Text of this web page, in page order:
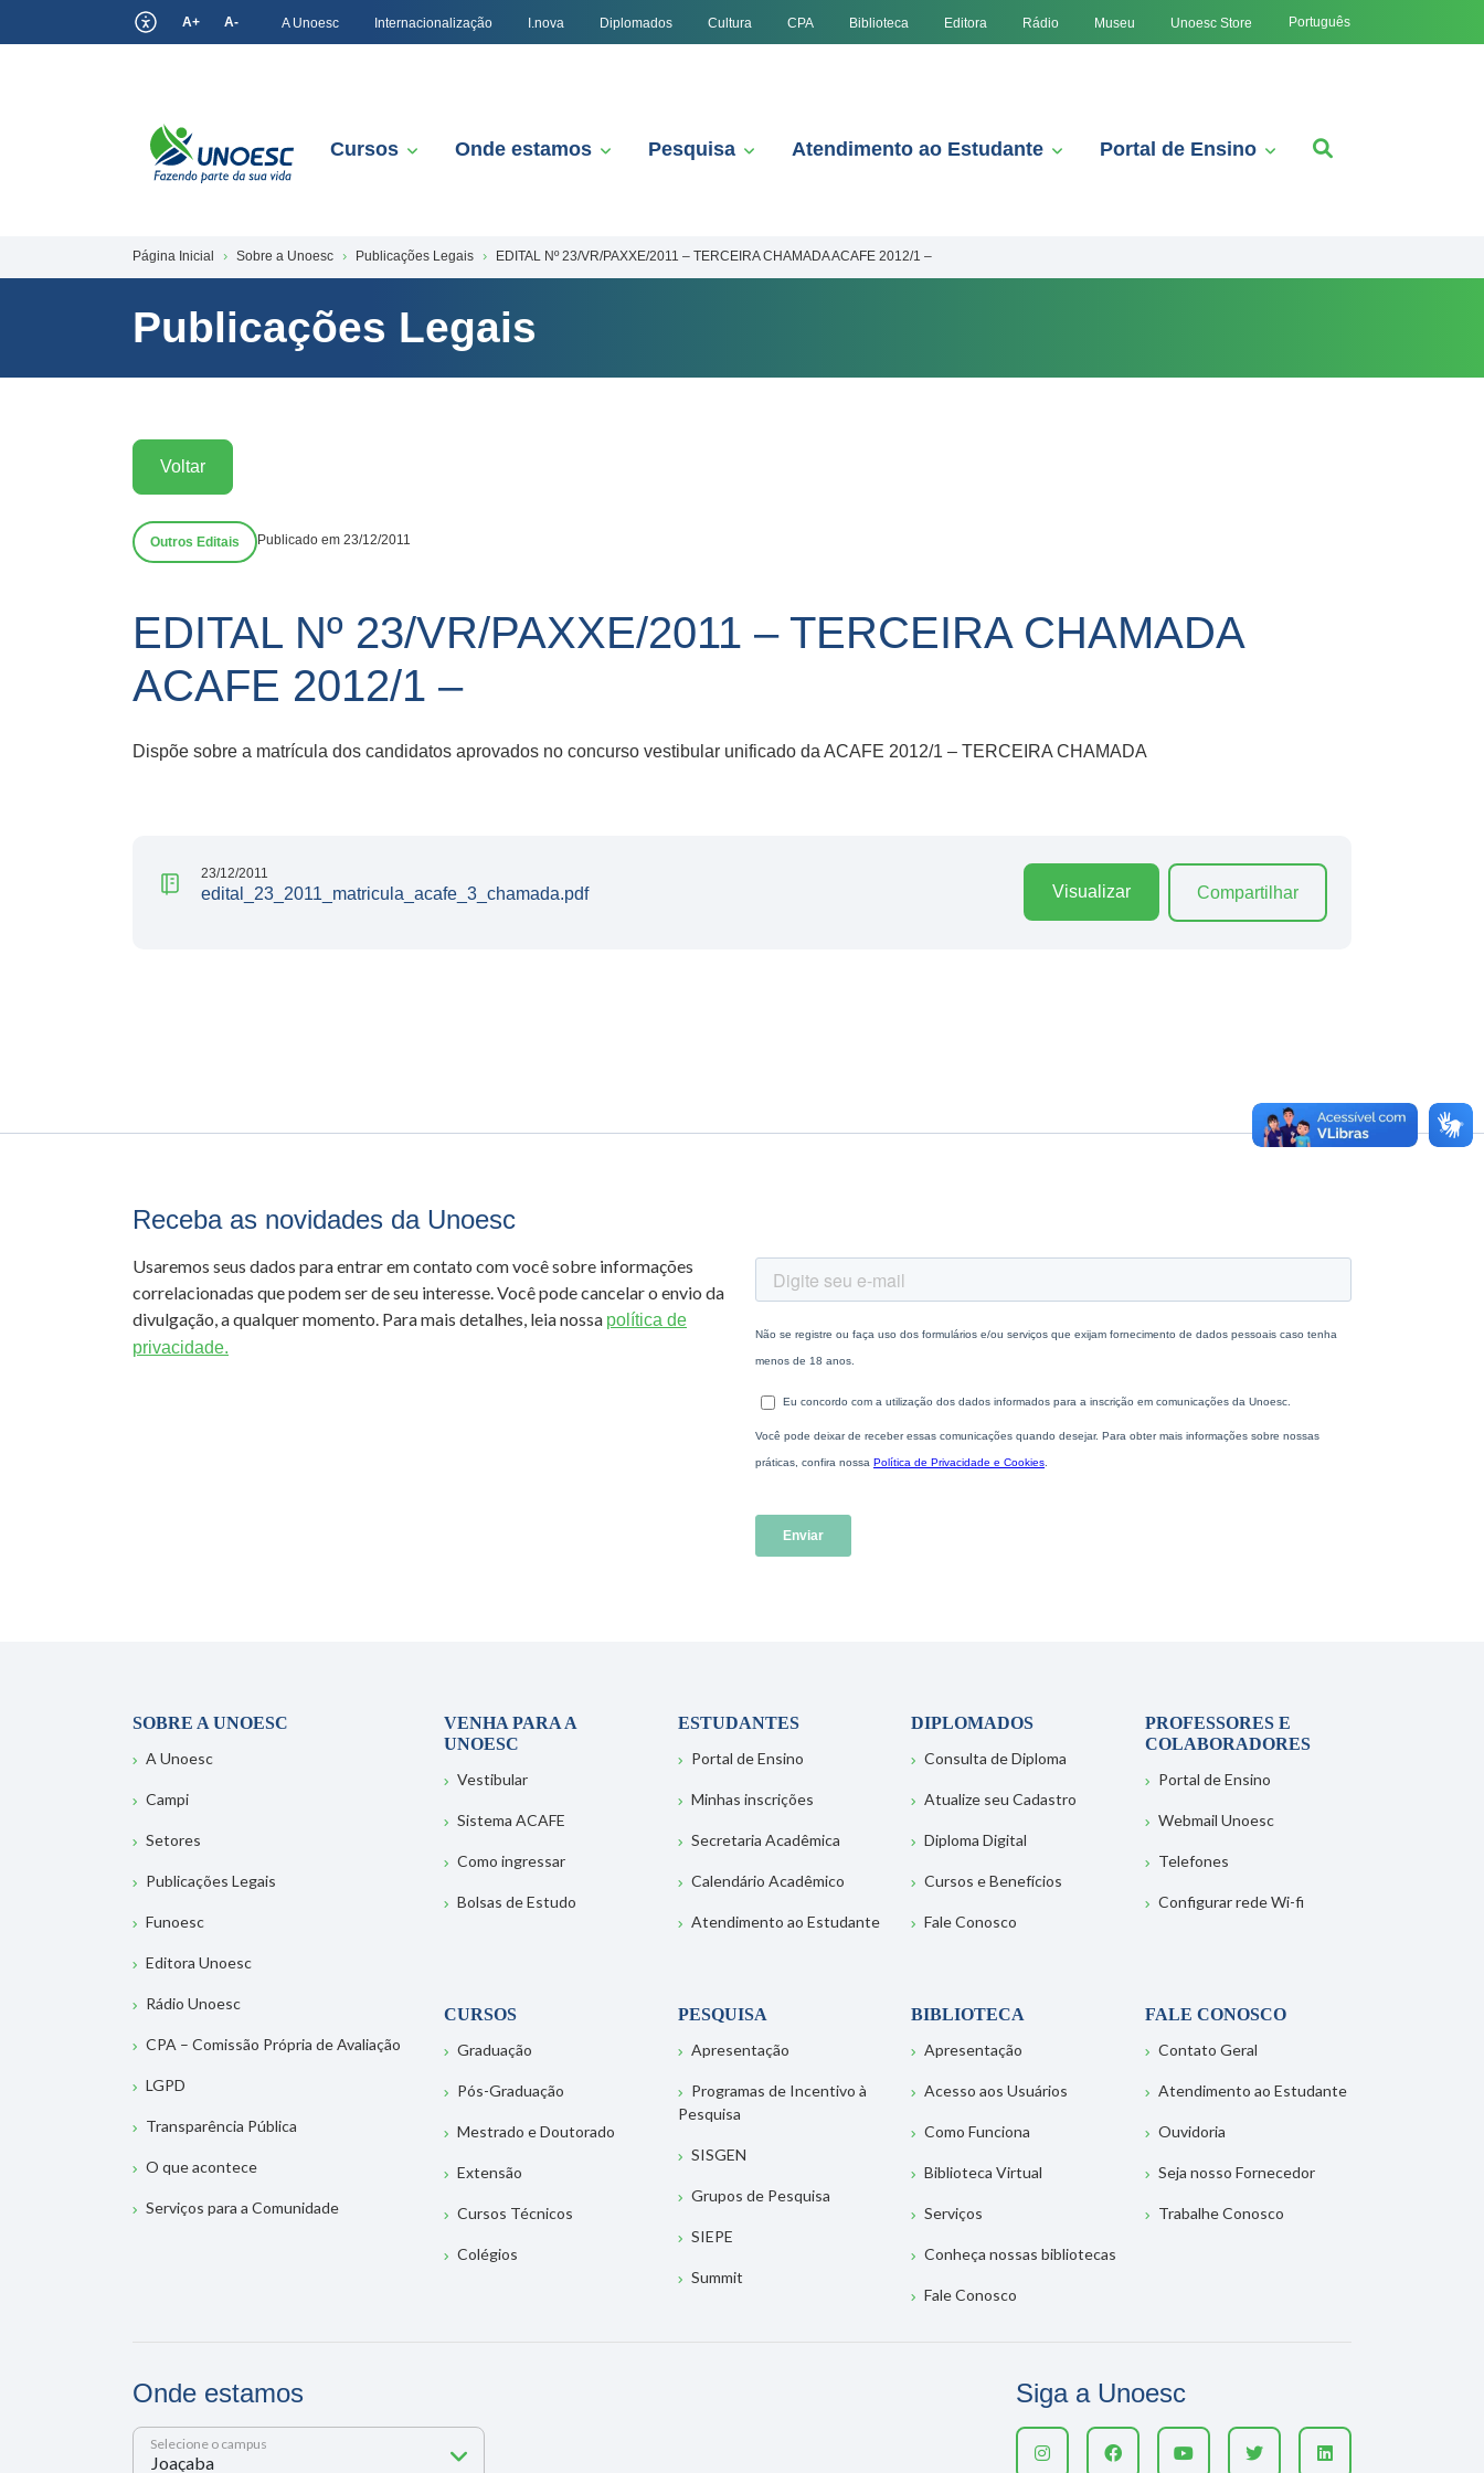
A+ A- A Unoesc Internacionalização I.nova Diplomados Cultura CPA Biblioteca Editora Rádio Museu Unoesc Store Português
Cursos Onde estamos Pesquisa Atendimento ao Estudante Portal de Ensino
Página Inicial Sobre a Unoesc Publicações Legais EDITAL Nº 23/VR/PAXXE/2011 – TERCEIRA CHAMADA ACAFE 2012/1 –
Publicações Legais
Voltar
Outros Editais Publicado em 23/12/2011
EDITAL Nº 23/VR/PAXXE/2011 – TERCEIRA CHAMADA
ACAFE 2012/1 –
Dispõe sobre a matrícula dos candidatos aprovados no concurso vestibular unificado da ACAFE 2012/1 – TERCEIRA CHAMADA
23/12/2011
edital_23_2011_matricula_acafe_3_chamada.pdf Visualizar Compartilhar
Receba as novidades da Unoesc
Usaremos seus dados para entrar em contato com você sobre informações
correlacionadas que podem ser de seu interesse. Você pode cancelar o envio da
divulgação, a qualquer momento. Para mais detalhes, leia nossa política de
privacidade.
SOBRE A UNOESC
A Unoesc
Campi
Setores
Publicações Legais
Funoesc
Editora Unoesc
Rádio Unoesc
CPA – Comissão Própria de Avaliação
LGPD
Transparência Pública
O que acontece
Serviços para a Comunidade
VENHA PARA A
UNOESC
Vestibular
Sistema ACAFE
Como ingressar
Bolsas de Estudo
ESTUDANTES
Portal de Ensino
Minhas inscrições
Secretaria Acadêmica
Calendário Acadêmico
Atendimento ao Estudante
DIPLOMADOS
Consulta de Diploma
Atualize seu Cadastro
Diploma Digital
Cursos e Benefícios
Fale Conosco
PROFESSORES E
COLABORADORES
Portal de Ensino
Webmail Unoesc
Telefones
Configurar rede Wi-fi
CURSOS
Graduação
Pós-Graduação
Mestrado e Doutorado
Extensão
Cursos Técnicos
Colégios
PESQUISA
Apresentação
Programas de Incentivo à
Pesquisa
SISGEN
Grupos de Pesquisa
SIEPE
Summit
BIBLIOTECA
Apresentação
Acesso aos Usuários
Como Funciona
Biblioteca Virtual
Serviços
Conheça nossas bibliotecas
Fale Conosco
FALE CONOSCO
Contato Geral
Atendimento ao Estudante
Ouvidoria
Seja nosso Fornecedor
Trabalhe Conosco
Onde estamos
Selecione o campus
Siga a Unoesc